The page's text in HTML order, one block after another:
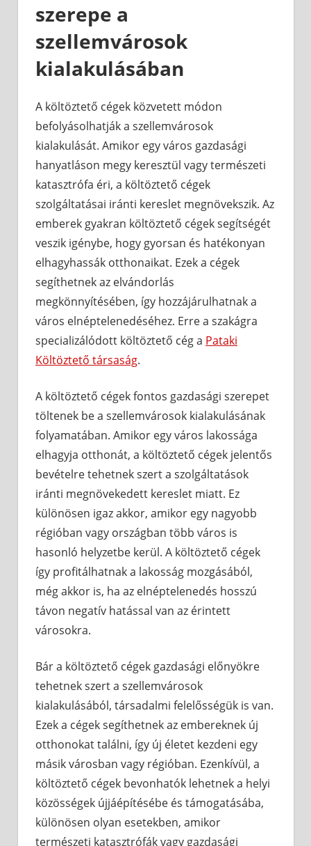
szerepe a
szellemvárosok
kialakulásában
A költöztető cégek közvetett módon
befolyásolhatják a szellemvárosok
kialakulását. Amikor egy város gazdasági
hanyatláson megy keresztül vagy természeti
katasztrófa éri, a költöztető cégek
szolgáltatásai iránti kereslet megnövekszik. Az
emberek gyakran költöztető cégek segítségét
veszik igénybe, hogy gyorsan és hatékonyan
elhagyhassák otthonaikat. Ezek a cégek
segíthetnek az elvándorlás
megkönnyítésében, így hozzájárulhatnak a
város elnéptelenedéséhez. Erre a szakágra
specializálódott költöztető cég a Pataki
Költöztető társaság.
A költöztető cégek fontos gazdasági szerepet
töltenek be a szellemvárosok kialakulásának
folyamatában. Amikor egy város lakossága
elhagyja otthonát, a költöztető cégek jelentős
bevételre tehetnek szert a szolgáltatások
iránti megnövekedett kereslet miatt. Ez
különösen igaz akkor, amikor egy nagyobb
régióban vagy országban több város is
hasonló helyzetbe kerül. A költöztető cégek
így profitálhatnak a lakosság mozgásából,
még akkor is, ha az elnéptelenedés hosszú
távon negatív hatással van az érintett
városokra.
Bár a költöztető cégek gazdasági előnyökre
tehetnek szert a szellemvárosok
kialakulásából, társadalmi felelősségük is van.
Ezek a cégek segíthetnek az embereknek új
otthonokat találni, így új életet kezdeni egy
másik városban vagy régióban. Ezenkívül, a
költöztető cégek bevonhatók lehetnek a helyi
közösségek újjáépítésébe és támogatásába,
különösen olyan esetekben, amikor
természeti katasztrófák vagy gazdasági